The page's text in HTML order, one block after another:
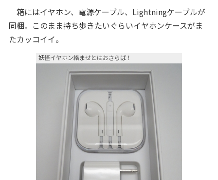
箱にはイヤホン、電源ケーブル、Lightningケーブルが
同梱。このまま持ち歩きたいぐらいイヤホンケースがま
たカッコイイ。
妖怪イヤホン絡ませとはおさらば！